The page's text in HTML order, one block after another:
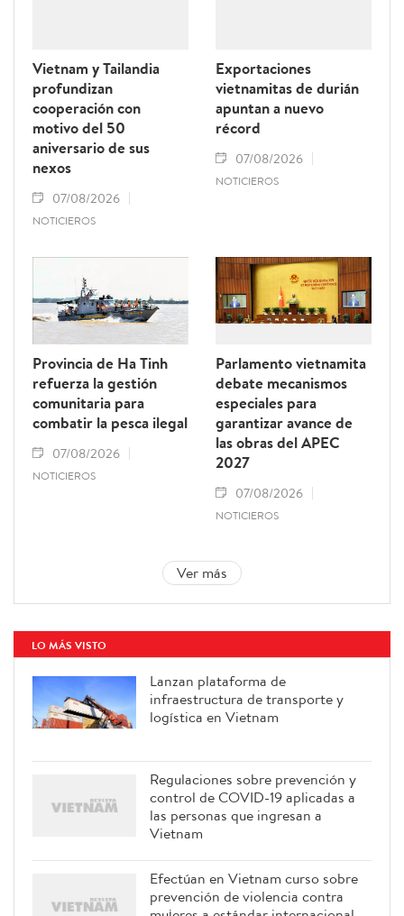
Vietnam y Tailandia
profundizan
cooperación con
motivo del 50
aniversario de sus
nexos
07/08/2026
NOTICIEROS
Exportaciones
vietnamitas de durián
apuntan a nuevo
récord
07/08/2026
NOTICIEROS
Provincia de Ha Tinh
refuerza la gestión
comunitaria para
combatir la pesca ilegal
07/08/2026
NOTICIEROS
Parlamento vietnamita
debate mecanismos
especiales para
garantizar avance de
las obras del APEC
2027
07/08/2026
NOTICIEROS
Ver más
LO MÁS VISTO
Lanzan plataforma de
infraestructura de transporte y
logística en Vietnam
Regulaciones sobre prevención y
control de COVID-19 aplicadas a
las personas que ingresan a
Vietnam
Efectúan en Vietnam curso sobre
prevención de violencia contra